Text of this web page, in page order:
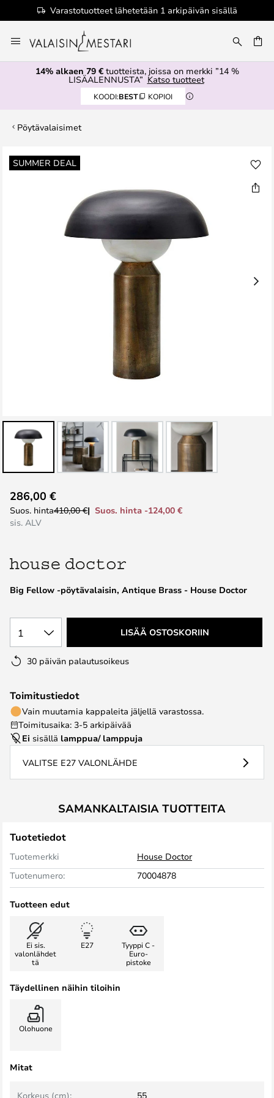
Varastotuotteet lähetetään 1 arkipäivän sisällä
to
Content
14% alkaen 79 €tuotteista, joissa on merkki ”14 %
LISÄALENNUSTA” Katso tuotteet
KOODI:BEST KOPIOI
Pöytävalaisimet
SUMMER DEAL
Skip
to
to
the
the
gallery
Big Fellow -pöytävalaisin, Antique Brass - House Doctor
286,00 €
Suos. hinta410,00 €
Suos. hinta -124,00 €
sis. ALV
1 LISÄÄ OSTOSKORIIN
30 päivän palautusoikeus
Toimitustiedot
Vain muutamia kappaleita jäljellä varastossa.
Toimitusaika: 3-5 arkipäivää
Ei sisällä lamppua/ lamppuja
VALITSE E27 VALONLÄHDE
SAMANKALTAISIA TUOTTEITA
Tuotetiedot
Tuotemerkki
House Doctor
Tuotenumero:
70004878
Tuotteen edut
Ei sis.
valonlähdet
tä
E27
Tyyppi C -
Euro-
pistoke
Täydellinen näihin tiloihin
Olohuone
Mitat
Korkeus (cm): 55